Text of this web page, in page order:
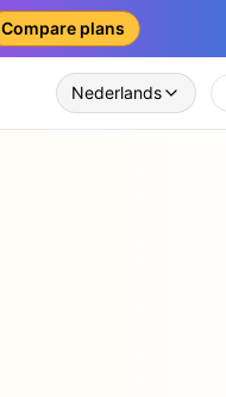
Compare plans
Nederlands